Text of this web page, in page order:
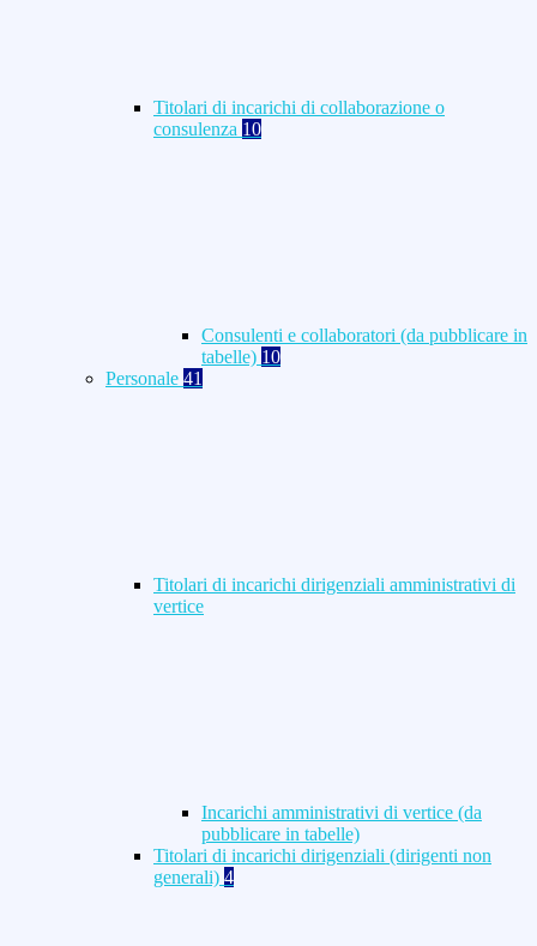
Titolari di incarichi di collaborazione o
consulenza 10
Consulenti e collaboratori (da pubblicare in
tabelle) 10
Personale 41
Titolari di incarichi dirigenziali amministrativi di
vertice
Incarichi amministrativi di vertice (da
pubblicare in tabelle)
Titolari di incarichi dirigenziali (dirigenti non
generali) 4